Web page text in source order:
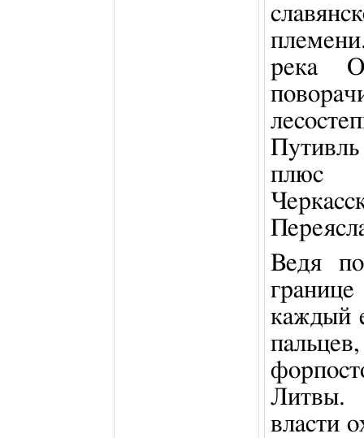
река
плюс
Ведя
каждый
Литвы.
власти